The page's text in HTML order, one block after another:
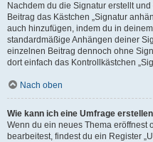
Nachdem du die Signatur erstellt
Beitrag das Kästchen „Signatur
auch hinzufügen, indem du in
standardmäßige Anhängen deiner
einzelnen Beitrag dennoch ohne
dort einfach das Kontrollkästchen
Nach oben
Wie kann ich eine Umfrage
Wenn du ein neues Thema eröffnest
bearbeitest, findest du ein Register